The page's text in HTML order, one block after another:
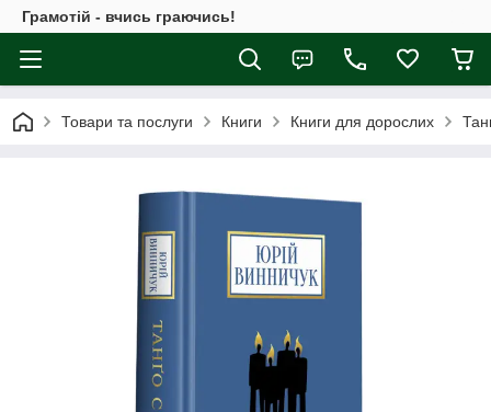
Грамотій - вчись граючись!
Товари та послуги Книги Книги для дорослих